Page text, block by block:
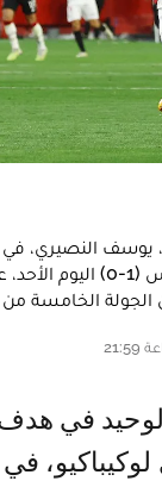
يوسف النصيري، في
على ضيفه لاس بالماس (1-
الخامسة من